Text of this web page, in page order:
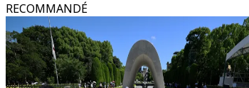
RECOMMANDÉ